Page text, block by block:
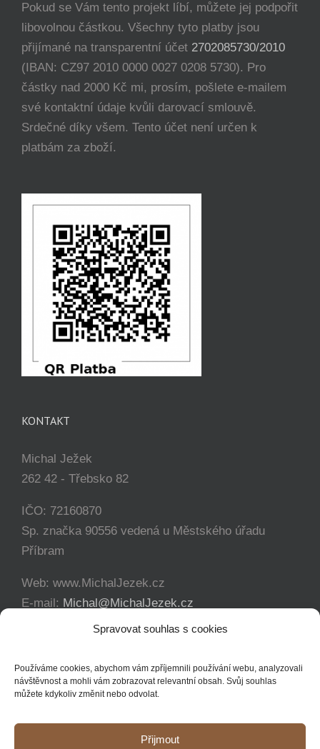
Spravovat souhlas s cookies
Používáme cookies, abychom vám zpříjemnili používání webu, analyzovali
návštěvnost a mohli vám zobrazovat relevantní obsah. Svůj souhlas
můžete kdykoliv změnit nebo odvolat.
Přijmout
Pokud se Vám tento projekt líbí, můžete jej podpořit
libovolnou částkou. Všechny tyto platby jsou
přijímané na transparentní účet 2702085730/2010
(IBAN: CZ97 2010 0000 0027 0208 5730). Pro
částky nad 2000 Kč mi, prosím, pošlete e-mailem
své kontaktní údaje kvůli darovací smlouvě.
Srdečné díky všem. Tento účet není určen k
platbám za zboží.
KONTAKT
Michal Ježek
262 42 - Třebsko 82
IČO: 72160870
Sp. značka 90556 vedená u Městského úřadu
Příbram
Web: www.MichalJezek.cz
E-mail: Michal@MichalJezek.cz
+420 777 346 649